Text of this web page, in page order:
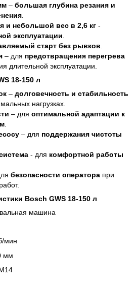
– большая глубина резания и
и небольшой вес в 2,6 кг -
эксплуатации
старт без рывков
– для предотвращения перегрева
длительной эксплуатации.
18-150 л
– долговечность и стабильность
нагрузках.
– для оптимальной адаптации к
– для поддержания чистоты
- для комфортной работы
безопасности оператора при
Bosch GWS 18-150 л
машина
мин
мм